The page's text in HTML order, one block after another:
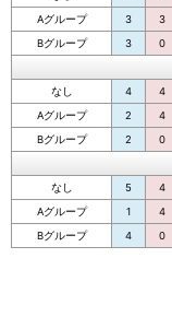
Aグループ
3 3
Bグループ
3 0
なし
4 4
Aグループ
2 4
Bグループ
2 0
なし
5 4
Aグループ
1 4
Bグループ
4 0